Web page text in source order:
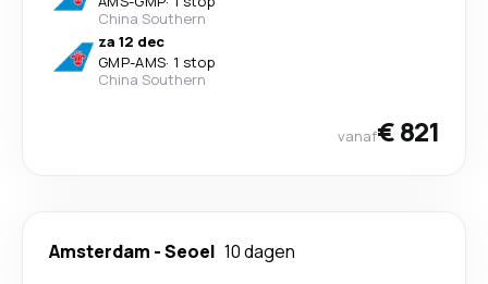
China Southern
za 12 dec
GMP-AMS· 1 stop
China Southern
vanaf€ 821
Amsterdam -Seoel 10 dagen